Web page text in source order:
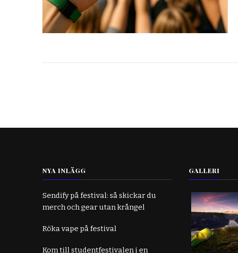
NYA INLÄGG
Sendify på festival: så skickar du
merch och gear utan krångel
Röka vape på festival
Kom till studentfestivalen i en
GALLERI